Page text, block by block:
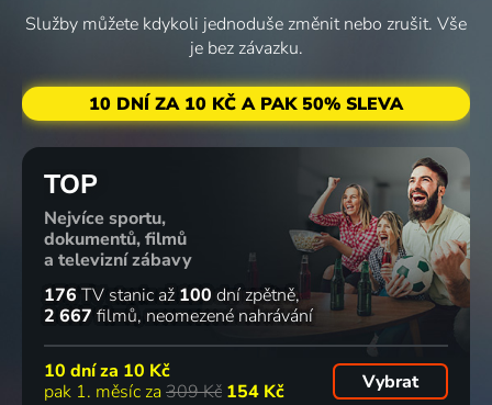
Služby můžete kdykoli jednoduše změnit nebo zrušit. Vše
je bez závazku.
10 DNÍ ZA 10 KČ A PAK 50% SLEVA
TOP
Nejvíce sportu,
dokumentů, filmů
a televizní zábavy
176 TV stanic až 100 dní zpětně
2 667 filmů neomezené nahrávání
10 dní za 10 Kč
pak 1. měsíc za 309 Kč 154 Kč Vybrat